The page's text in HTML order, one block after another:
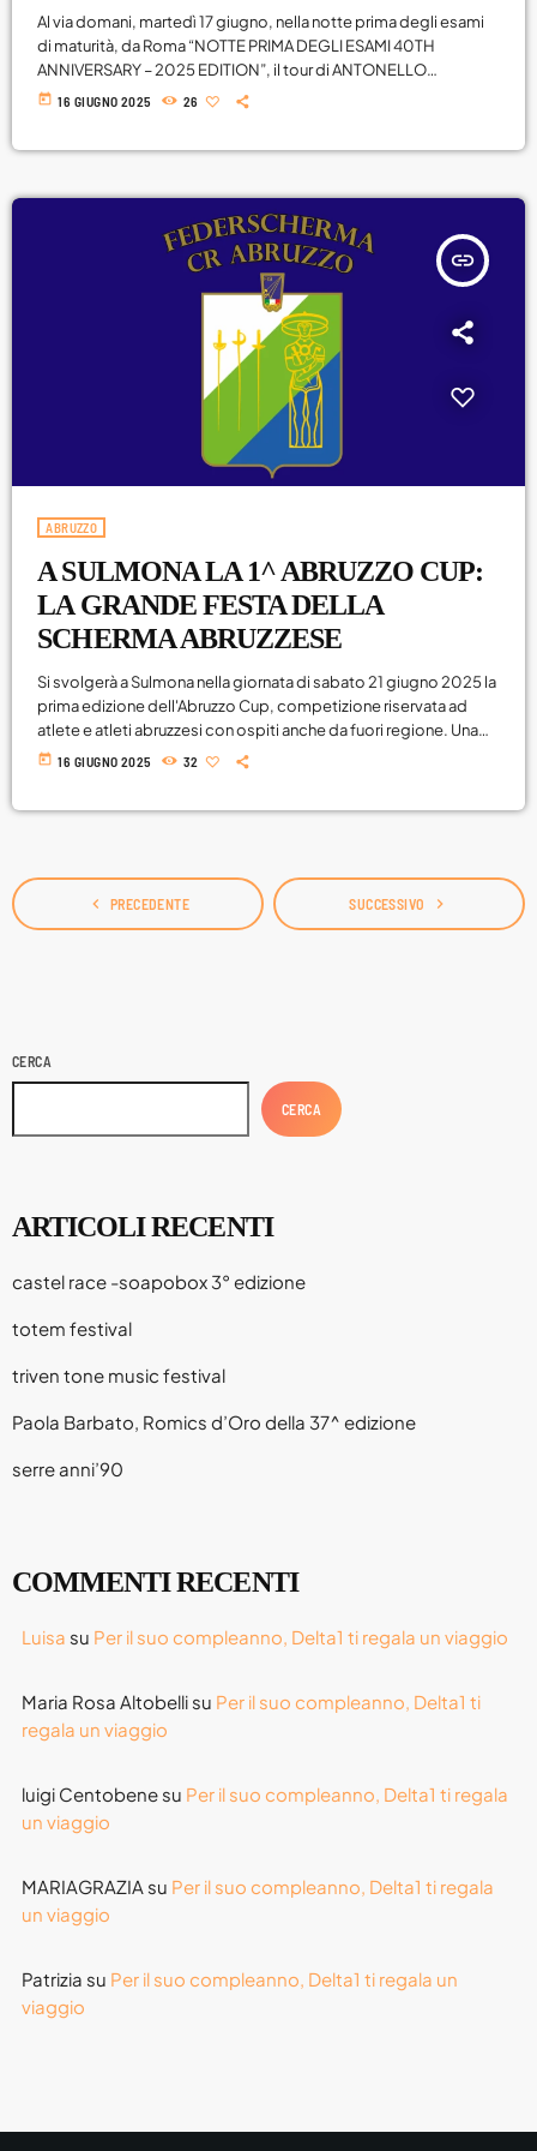
Al via domani, martedì 17 giugno, nella notte prima degli esami
di maturità, da Roma “NOTTE PRIMA DEGLI ESAMI 40TH
ANNIVERSARY – 2025 EDITION”, il tour di ANTONELLO
VENDITTI, con 3 imperdibili concerti SOLD OUT alle Terme di
today 16 GIUGNO 2025 26
insert_link
ABRUZZO
A SULMONA LA 1^ ABRUZZO CUP:
LA GRANDE FESTA DELLA
SCHERMA ABRUZZESE
Si svolgerà a Sulmona nella giornata di sabato 21 giugno 2025 la
prima edizione dell'Abruzzo Cup, competizione riservata ad
atlete e atleti abruzzesi con ospiti anche da fuori regione. Una
giornata di festa, condivisione e grande scherma: a Sulmona è
today 16 GIUGNO 2025 32
navigate_before PRECEDENTE SUCCESSIVO navigate_next
CERCA
CERCA
ARTICOLI RECENTI
castel race -soapobox 3° edizione
totem festival
triven tone music festival
Paola Barbato, Romics d’Oro della 37^ edizione
serre anni’90
COMMENTI RECENTI
Luisa su Per il suo compleanno, Delta1 ti regala un viaggio
Maria Rosa Altobellisu Per il suo compleanno, Delta1 ti
regala un viaggio
luigi Centobenesu Per il suo compleanno, Delta1 ti regala
un viaggio
MARIAGRAZIA su Per il suo compleanno, Delta1 ti regala
un viaggio
Patrizia su Per il suo compleanno, Delta1 ti regala un
viaggio